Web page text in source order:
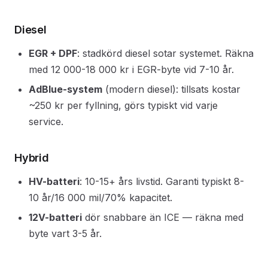
Diesel
EGR + DPF: stadkörd diesel sotar systemet. Räkna
med 12 000-18 000 kr i EGR-byte vid 7-10 år.
AdBlue-system (modern diesel): tillsats kostar
~250 kr per fyllning, görs typiskt vid varje
service.
Hybrid
HV-batteri: 10-15+ års livstid. Garanti typiskt 8-
10 år/16 000 mil/70% kapacitet.
12V-batteri dör snabbare än ICE — räkna med
byte vart 3-5 år.